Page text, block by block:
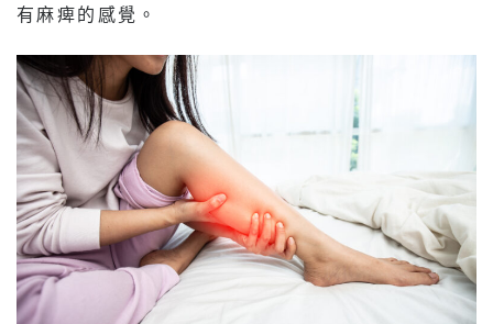
有麻痺的感覺。